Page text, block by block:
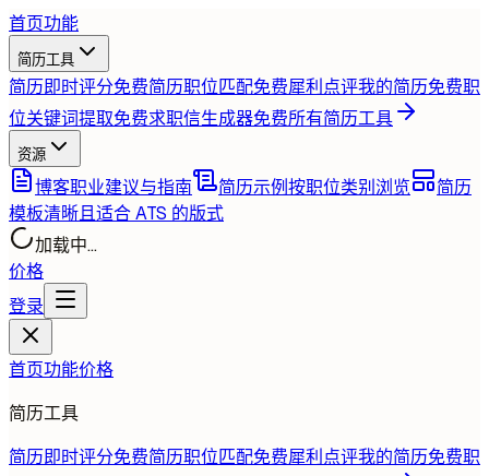
首页功能
简历工具
简历即时评分免费简历职位匹配免费犀利点评我的简历免费职
位关键词提取免费求职信生成器免费所有简历工具
资源
博客职业建议与指南 简历示例按职位类别浏览
简历
模板清晰且适合 ATS 的版式
加载中...
价格
登录
首页功能价格
简历工具
简历即时评分免费简历职位匹配免费犀利点评我的简历免费职